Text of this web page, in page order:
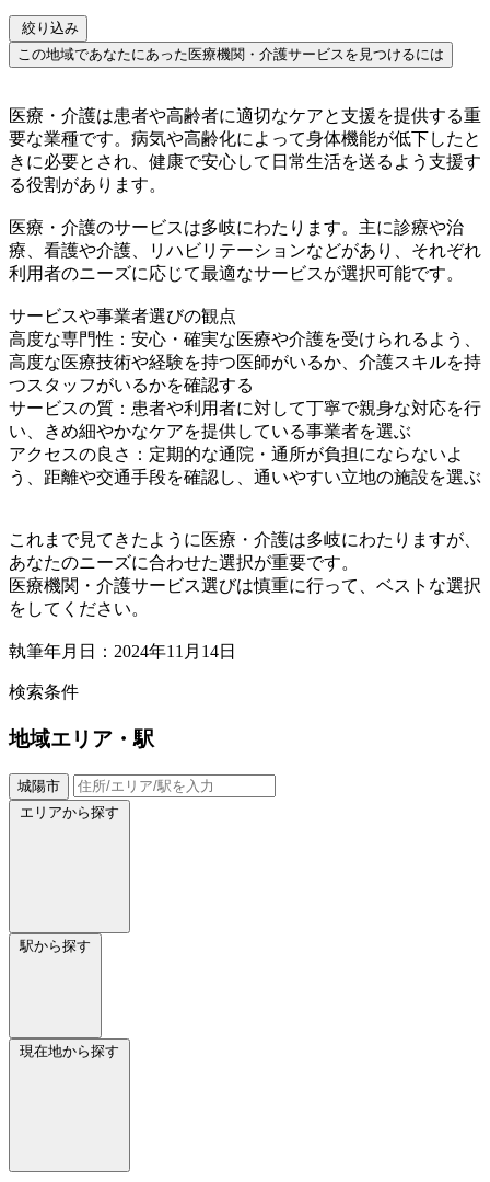
絞り込み
この地域であなたにあった医療機関・介護サービスを見つけるには
医療・介護は患者や高齢者に適切なケアと支援を提供する重
要な業種です。病気や高齢化によって身体機能が低下したと
きに必要とされ、健康で安心して日常生活を送るよう支援す
る役割があります。
医療・介護のサービスは多岐にわたります。主に診療や治
療、看護や介護、リハビリテーションなどがあり、それぞれ
利用者のニーズに応じて最適なサービスが選択可能です。
サービスや事業者選びの観点
高度な専門性：安心・確実な医療や介護を受けられるよう、
高度な医療技術や経験を持つ医師がいるか、介護スキルを持
つスタッフがいるかを確認する
サービスの質：患者や利用者に対して丁寧で親身な対応を行
い、きめ細やかなケアを提供している事業者を選ぶ
アクセスの良さ：定期的な通院・通所が負担にならないよ
う、距離や交通手段を確認し、通いやすい立地の施設を選ぶ
これまで見てきたように医療・介護は多岐にわたりますが、
あなたのニーズに合わせた選択が重要です。
医療機関・介護サービス選びは慎重に行って、ベストな選択
をしてください。
執筆年月日：2024年11月14日
検索条件
地域エリア・駅
城陽市
エリアから探す
駅から探す
現在地から探す